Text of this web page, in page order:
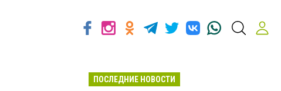
ПОСЛЕДНИЕ НОВОСТИ